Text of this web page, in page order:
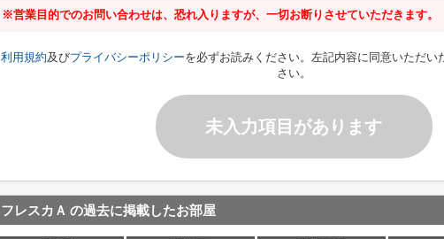
※営業目的でのお問い合わせは、恐れ入りますが、一切お断りさせていただきます。
利用規約及びプライバシーポリシーを必ずお読みください。左記内容に同意いただい
さい。
未入力項目があります
フレスカＡ の過去に掲載したお部屋